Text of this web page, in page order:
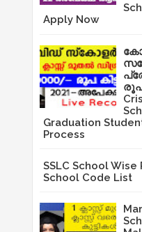
Apply Now
രൂപ
Graduation
Process
SSLC School Wise
School Code List